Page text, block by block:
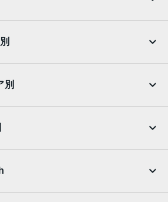
生体認証
メラによる顔認識の有効化
発売日
2021年9月24日
Android
別